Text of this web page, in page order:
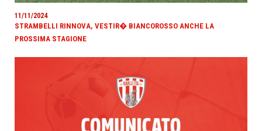
11/11/2024
STRAMBELLI RINNOVA, VESTIR� BIANCOROSSO ANCHE LA
PROSSIMA STAGIONE